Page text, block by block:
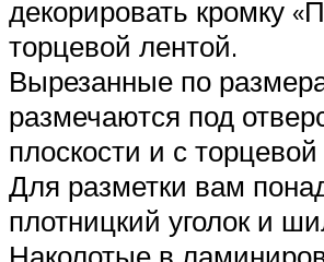
декорировать кромку
торцевой лентой.
Вырезанные по
размечаются под
плоскости и с
Для разметки вам
плотницкий уголок и